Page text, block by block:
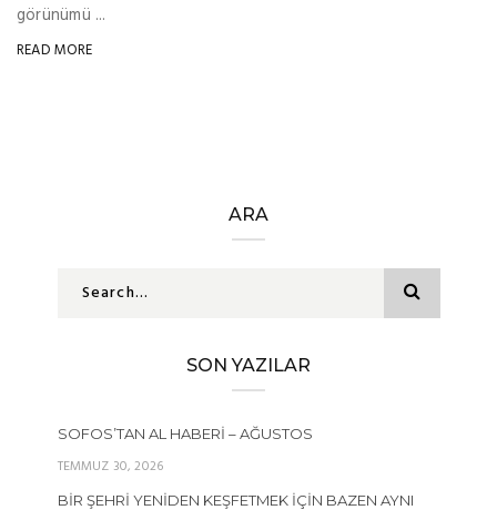
görünümü ...
READ MORE
ARA
SON YAZILAR
SOFOS’TAN AL HABERI – AĞUSTOS
TEMMUZ 30, 2026
BIR ŞEHRI YENIDEN KEŞFETMEK İÇIN BAZEN AYNI